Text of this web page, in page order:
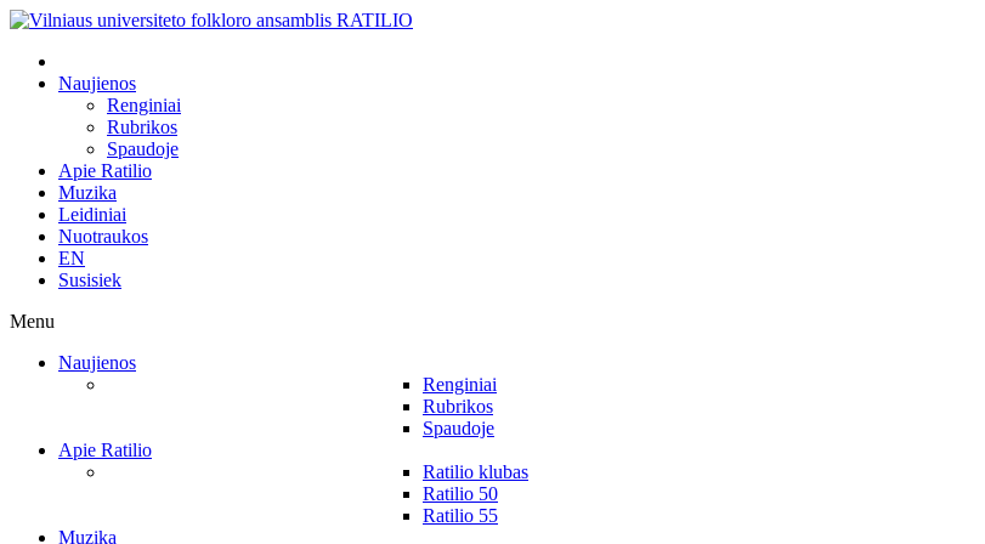
Naujienos
Renginiai
Rubrikos
Spaudoje
Apie Ratilio
Muzika
Leidiniai
Nuotraukos
EN
Susisiek
Menu
Naujienos
Renginiai
Rubrikos
Spaudoje
Apie Ratilio
Ratilio klubas
Ratilio 50
Ratilio 55
Muzika